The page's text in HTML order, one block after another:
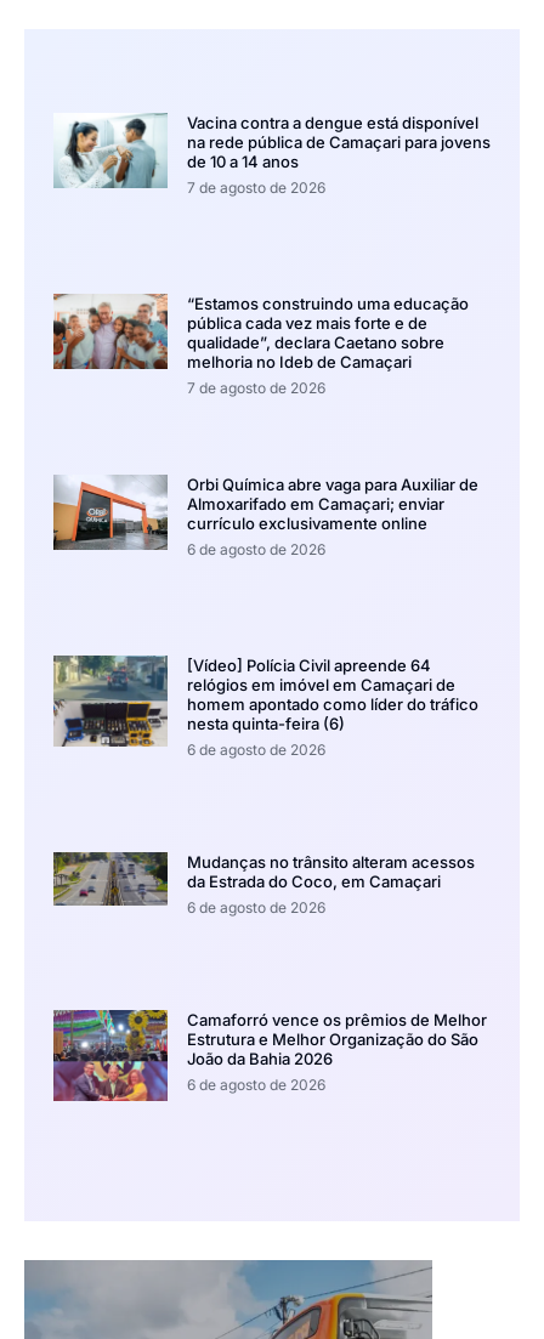
Vacina contra a dengue está disponível
na rede pública de Camaçari para jovens
de 10 a 14 anos
7 de agosto de 2026
“Estamos construindo uma educação
pública cada vez mais forte e de
qualidade”, declara Caetano sobre
melhoria no Ideb de Camaçari
7 de agosto de 2026
Orbi Química abre vaga para Auxiliar de
Almoxarifado em Camaçari; enviar
currículo exclusivamente online
6 de agosto de 2026
[Vídeo] Polícia Civil apreende 64
relógios em imóvel em Camaçari de
homem apontado como líder do tráfico
nesta quinta-feira (6)
6 de agosto de 2026
Mudanças no trânsito alteram acessos
da Estrada do Coco, em Camaçari
6 de agosto de 2026
Camaforró vence os prêmios de Melhor
Estrutura e Melhor Organização do São
João da Bahia 2026
6 de agosto de 2026